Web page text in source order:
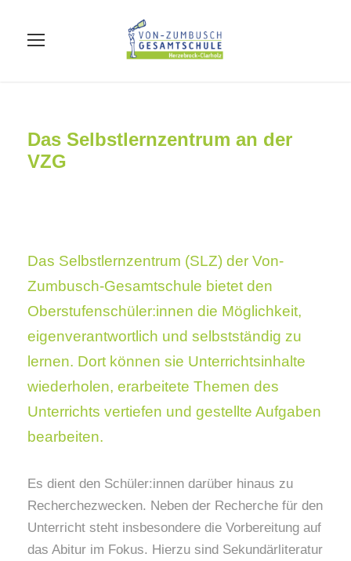
Das Selbstlernzentrum an der
VZG
Das Selbstlernzentrum (SLZ) der Von-
Zumbusch-Gesamtschule bietet den
Oberstufenschüler:innen die Möglichkeit,
eigenverantwortlich und selbstständig zu
lernen. Dort können sie Unterrichtsinhalte
wiederholen, erarbeitete Themen des
Unterrichts vertiefen und gestellte Aufgaben
bearbeiten.
Es dient den Schüler:innen darüber hinaus zu
Recherchezwecken. Neben der Recherche für den
Unterricht steht insbesondere die Vorbereitung auf
das Abitur im Fokus. Hierzu sind Sekundärliteratur